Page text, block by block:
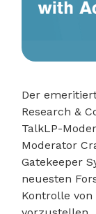
Der
Research &
TalkLP-
Moderator
Gatekeeper
neuesten
Kontrolle von